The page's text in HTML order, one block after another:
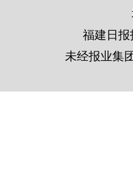
福建日
未经报业集